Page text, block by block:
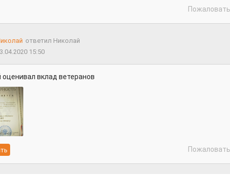
ответил Николай
15:50
оценивал вклад ветеранов